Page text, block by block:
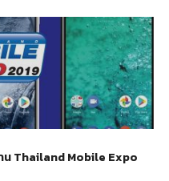
Thailand Mobile Expo